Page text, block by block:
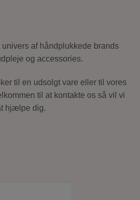
af håndplukkede brands
og accessories.
til en udsolgt vare eller til vores
til at kontakte os så vil vi
hjælpe dig.